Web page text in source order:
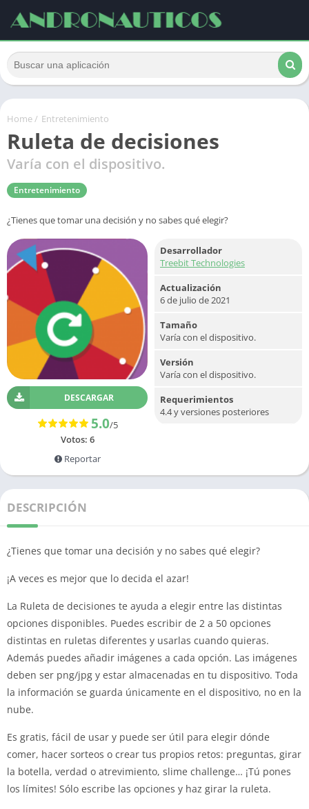
Home/ Entretenimiento
Ruleta de decisiones
Varía con el dispositivo.
Entretenimiento
¿Tienes que tomar una decisión y no sabes qué elegir?
DESCARGAR
5.0/5
Votos: 6
Reportar
Desarrollador
Treebit Technologies
Actualización
6 de julio de 2021
Tamaño
Varía con el dispositivo.
Versión
Varía con el dispositivo.
Requerimientos
4.4 y versiones posteriores
DESCRIPCIÓN
¿Tienes que tomar una decisión y no sabes qué elegir?
¡A veces es mejor que lo decida el azar!
La Ruleta de decisiones te ayuda a elegir entre las distintas
opciones disponibles. Puedes escribir de 2 a 50 opciones
distintas en ruletas diferentes y usarlas cuando quieras.
Además puedes añadir imágenes a cada opción. Las imágenes
deben ser png/jpg y estar almacenadas en tu dispositivo. Toda
la información se guarda únicamente en el dispositivo, no en la
nube.
Es gratis, fácil de usar y puede ser útil para elegir dónde
comer, hacer sorteos o crear tus propios retos: preguntas, girar
la botella, verdad o atrevimiento, slime challenge… ¡Tú pones
los límites! Sólo escribe las opciones y haz girar la ruleta.